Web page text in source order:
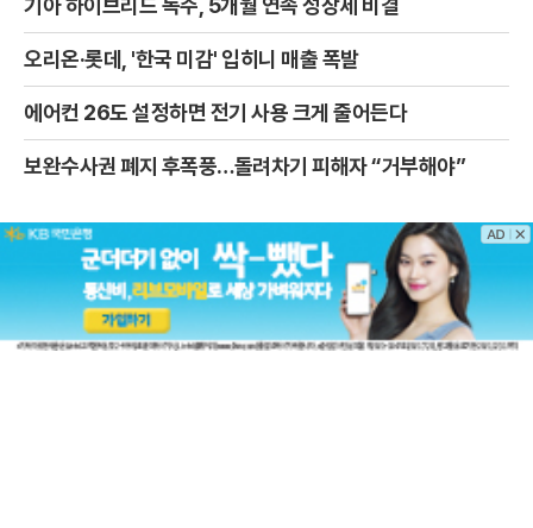
기아 하이브리드 독주, 5개월 연속 성장세 비결
오리온·롯데, '한국 미감' 입히니 매출 폭발
에어컨 26도 설정하면 전기 사용 크게 줄어든다
보완수사권 폐지 후폭풍…돌려차기 피해자 “거부해야”